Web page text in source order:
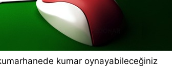
kumar oynayabileceğiniz